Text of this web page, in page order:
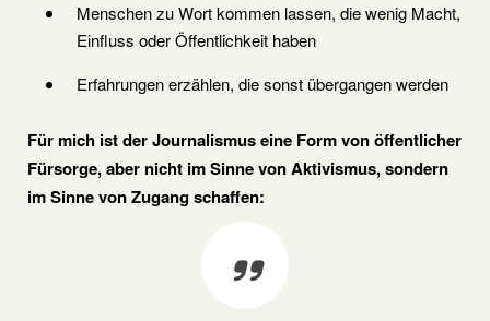
Menschen zu Wort kommen lassen, die wenig Macht,
Einfluss oder Öffentlichkeit haben
Erfahrungen erzählen, die sonst übergangen werden
Für mich ist der Journalismus eine Form von öffentlicher
Fürsorge, aber nicht im Sinne von Aktivismus, sondern
im Sinne von Zugang schaffen: